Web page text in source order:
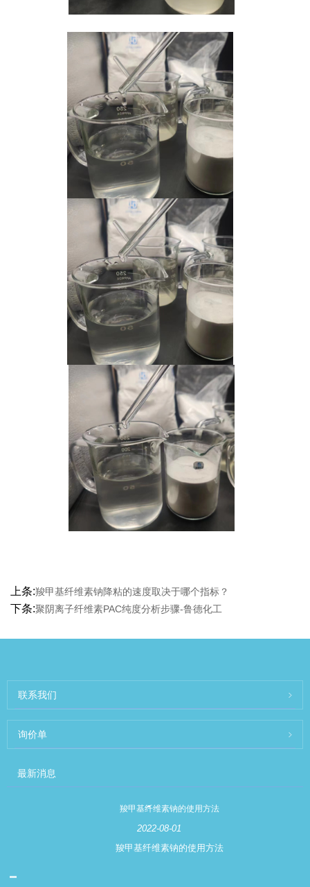
上条:羧甲基纤维素钠降粘的速度取决于哪个指标？
下条:聚阴离子纤维素PAC纯度分析步骤-鲁德化工
联系我们
询价单
最新消息
羧甲基纤维素钠的使用方法
2022-08-01
羧甲基纤维素钠的使用方法